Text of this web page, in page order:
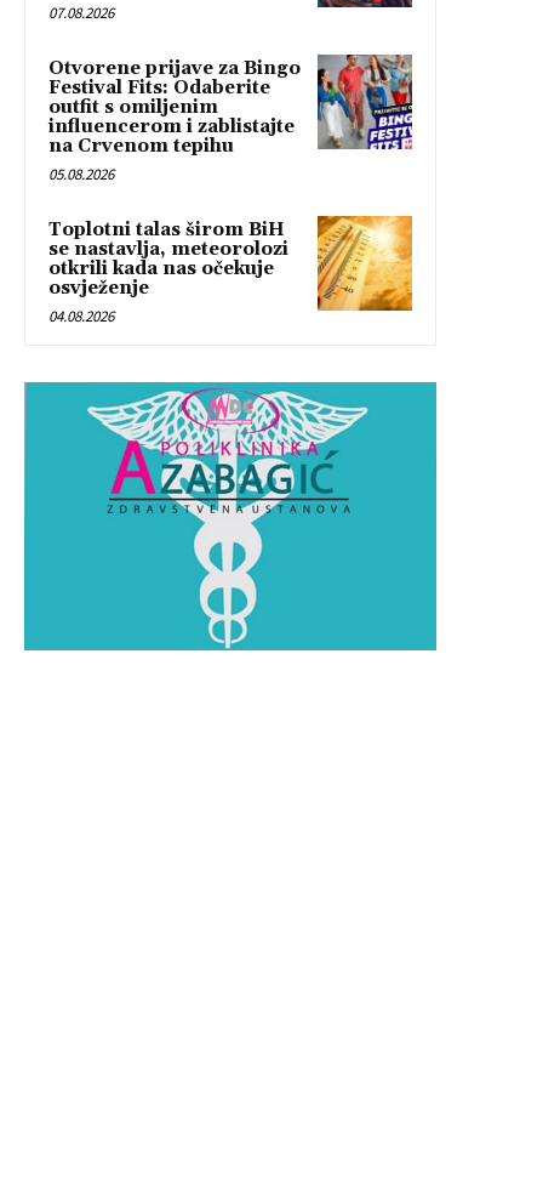
07.08.2026
Otvorene prijave za Bingo
Festival Fits: Odaberite
outfit s omiljenim
influencerom i zablistajte
na Crvenom tepihu
05.08.2026
Toplotni talas širom BiH
se nastavlja, meteorolozi
otkrili kada nas očekuje
osvježenje
04.08.2026